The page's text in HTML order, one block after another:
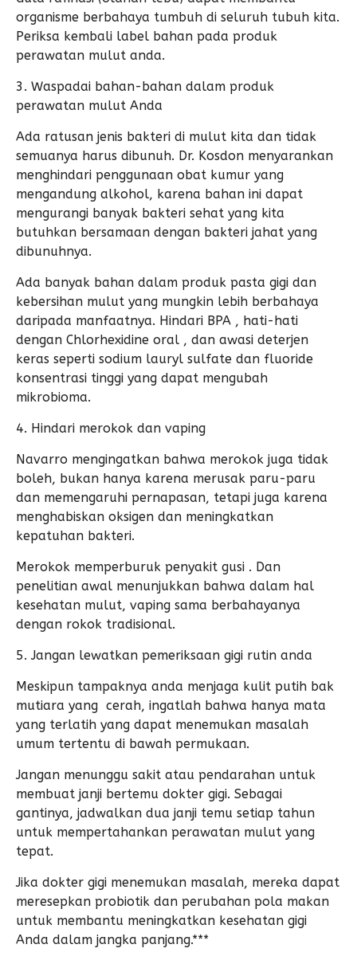
organisme berbahaya tumbuh di seluruh tubuh kita.
Periksa kembali label bahan pada produk
perawatan mulut anda.
3. Waspadai bahan-bahan dalam produk
perawatan mulut Anda
Ada ratusan jenis bakteri di mulut kita dan tidak
semuanya harus dibunuh. Dr. Kosdon menyarankan
menghindari penggunaan obat kumur yang
mengandung alkohol, karena bahan ini dapat
mengurangi banyak bakteri sehat yang kita
butuhkan bersamaan dengan bakteri jahat yang
dibunuhnya.
Ada banyak bahan dalam produk pasta gigi dan
kebersihan mulut yang mungkin lebih berbahaya
daripada manfaatnya. Hindari BPA , hati-hati
dengan Chlorhexidine oral , dan awasi deterjen
keras seperti sodium lauryl sulfate dan fluoride
konsentrasi tinggi yang dapat mengubah
mikrobioma.
4. Hindari merokok dan vaping
Navarro mengingatkan bahwa merokok juga tidak
boleh, bukan hanya karena merusak paru-paru
dan memengaruhi pernapasan, tetapi juga karena
menghabiskan oksigen dan meningkatkan
kepatuhan bakteri.
Merokok memperburuk penyakit gusi . Dan
penelitian awal menunjukkan bahwa dalam hal
kesehatan mulut, vaping sama berbahayanya
dengan rokok tradisional.
5. Jangan lewatkan pemeriksaan gigi rutin anda
Meskipun tampaknya anda menjaga kulit putih bak
mutiara yang cerah, ingatlah bahwa hanya mata
yang terlatih yang dapat menemukan masalah
umum tertentu di bawah permukaan.
Jangan menunggu sakit atau pendarahan untuk
membuat janji bertemu dokter gigi. Sebagai
gantinya, jadwalkan dua janji temu setiap tahun
untuk mempertahankan perawatan mulut yang
tepat.
Jika dokter gigi menemukan masalah, mereka dapat
meresepkan probiotik dan perubahan pola makan
untuk membantu meningkatkan kesehatan gigi
Anda dalam jangka panjang.***